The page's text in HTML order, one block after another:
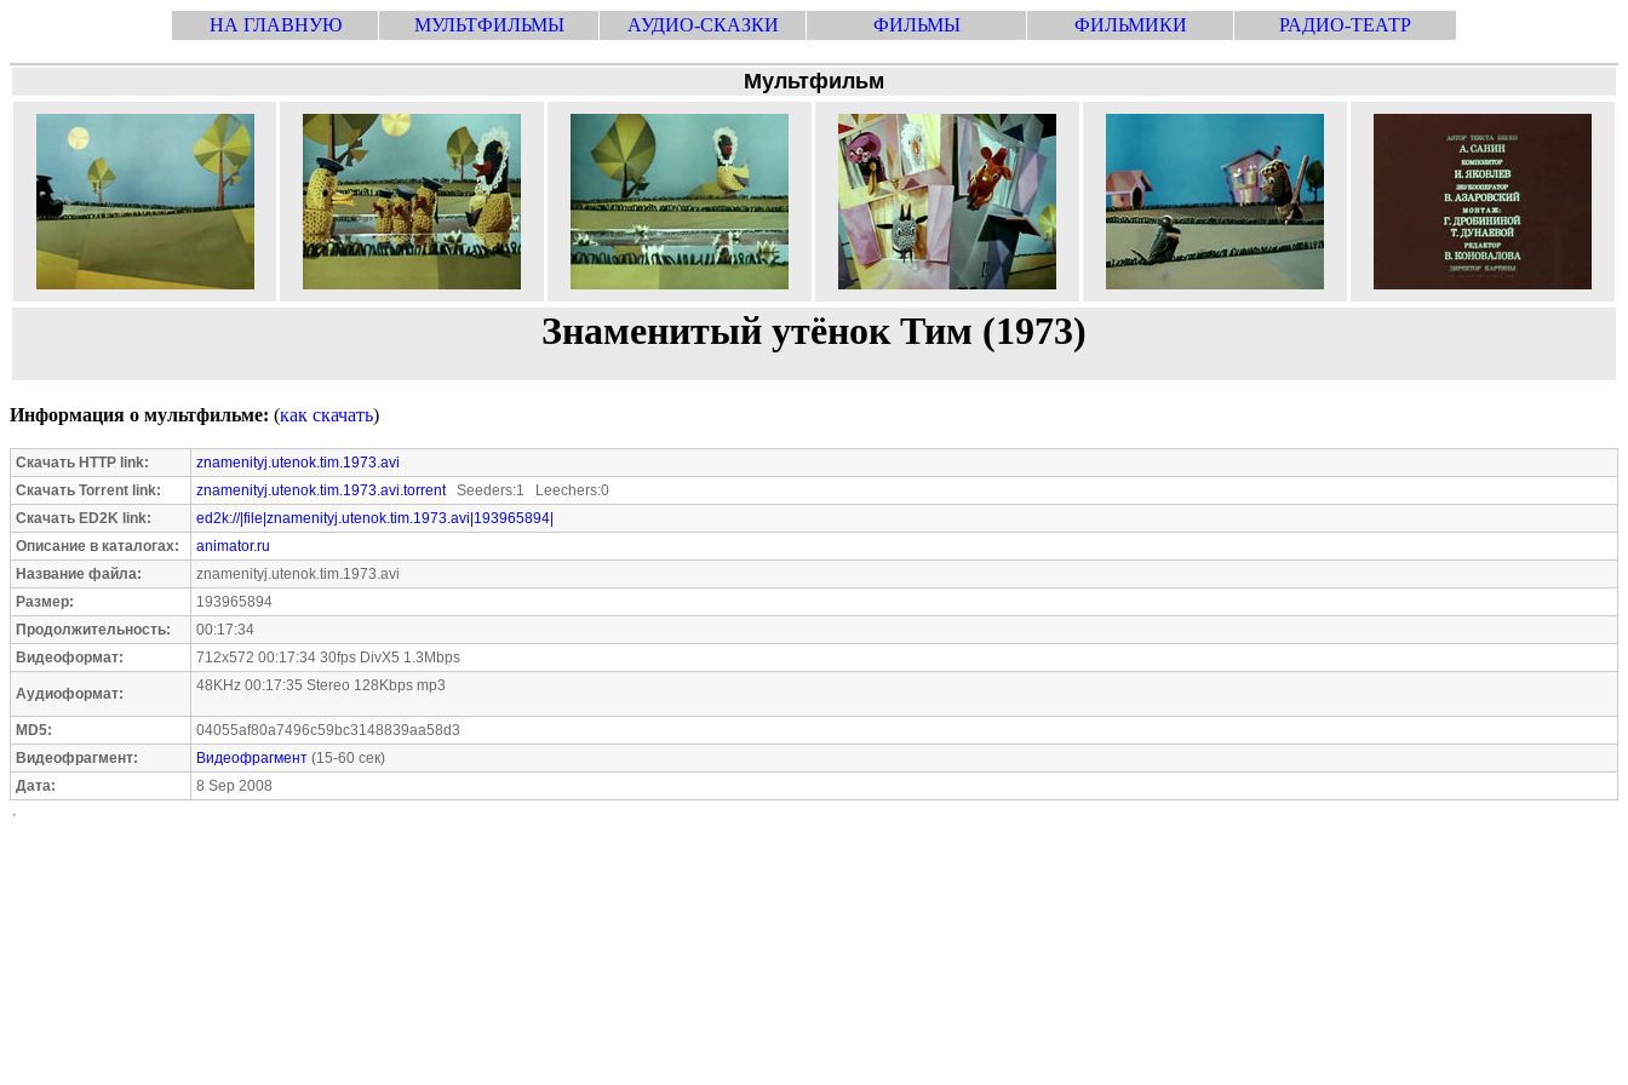
НА ГЛАВНУЮ МУЛЬТФИЛЬМЫ АУДИО-СКАЗКИ ФИЛЬМЫ ФИЛЬМИКИ РАДИО-ТЕАТР
Мультфильм
Знаменитый утёнок Тим (1973)
Информация о мультфильме: (как скачать)
Скачать HTTP link:
znamenityj.utenok.tim.1973.avi
Скачать Torrent link:
znamenityj.utenok.tim.1973.avi.torrentSeeders:1 Leechers:0
Скачать ED2K link:
ed2k://|file|znamenityj.utenok.tim.1973.avi|193965894|
Описание в каталогах:
animator.ru
Название файла:
znamenityj.utenok.tim.1973.avi
Размер:
193965894
Продолжительность:
00:17:34
Видеоформат:
712x572 00:17:34 30fps DivX5 1.3Mbps
Аудиоформат: 48KHz 00:17:35 Stereo 128Kbps mp3
MD5:
04055af80a7496c59bc3148839aa58d3
Видеофрагмент:
Видеофрагмент (15-60 сек)
Дата:
8 Sep 2008